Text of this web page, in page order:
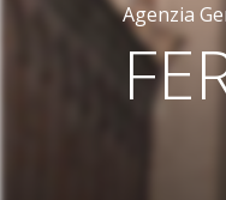
Agenzia